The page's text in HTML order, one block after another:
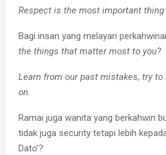
Respect is the most important
Bagi insan yang melayari
the things that matter most to you?
Learn from our past mistakes, try to
on.
Ramai juga wanita yang berkahwin
tidak juga security tetapi lebih
Dato’?